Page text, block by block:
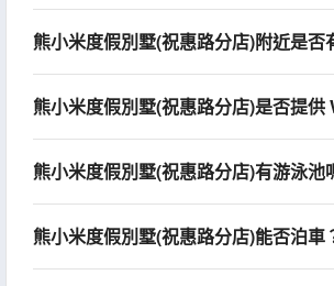
熊小米度假別墅(祝惠路分店)附近是否
熊小米度假別墅(祝惠路分店)是否提供
熊小米度假別墅(祝惠路分店)有游泳池
熊小米度假別墅(祝惠路分店)能否泊車